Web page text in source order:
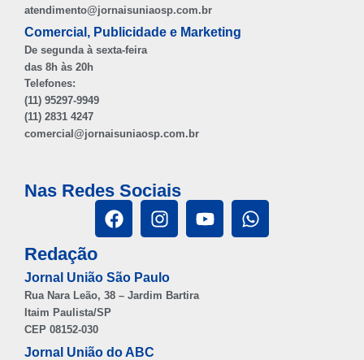
atendimento@jornaisuniaosp.com.br
Comercial, Publicidade e Marketing
De segunda à sexta-feira
das 8h às 20h
Telefones:
(11) 95297-9949
(11) 2831 4247
comercial@jornaisuniaosp.com.br
Nas Redes Sociais
Redação
Jornal União São Paulo
Rua Nara Leão, 38 – Jardim Bartira
Itaim Paulista/SP
CEP 08152-030
Jornal União do ABC